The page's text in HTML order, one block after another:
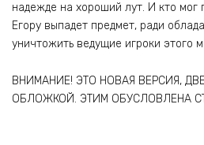
надежде на хороший лут. И кто мог
Егору выпадет предмет, ради
уничтожить ведущие игроки этого
ВНИМАНИЕ! ЭТО НОВАЯ ВЕРСИЯ,
ОБЛОЖКОЙ. ЭТИМ ОБУСЛОВЛЕНА